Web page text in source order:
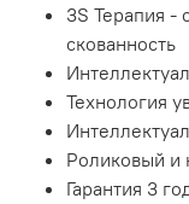
3S Терапия -
скованность
Технология
Роликовый и
Гарантия 3